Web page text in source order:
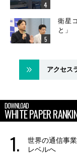
衛星
と」
アクセス
DOWNLOAD
WHITE PAPER
世界の通信事
レベルへ